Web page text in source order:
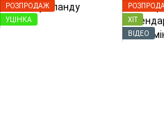
РОЗПРОДАЖ
УЦІНКА
ХІТ
ВІДЕО